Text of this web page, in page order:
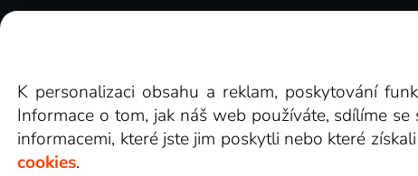
K personalizaci obsahu a reklam, poskytování
Informace o tom, jak náš web používáte, sdílíme
informacemi, které jste jim poskytli nebo které
cookies.